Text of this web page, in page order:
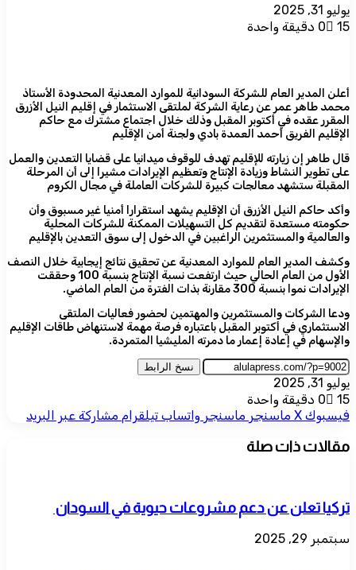
يوليو 31, 2025
0
15 دقيقة واحدة
أعلن المدير العام للشركة السودانية للموارد المعدنية المحدودة الأستاذ
محمد طاهر عمر عن رعاية الشركة لملتقى الاستثمار في إقليم النيل الأزرق
المقرر عقده في أكتوبر المقبل وذلك خلال اجتماع مشترك مع حاكم
الإقليم الفريق أحمد العمدة بادي ولجنة أمن الإقليم
قال طاهر إن زيارته للإقليم تهدف للوقوف ميدانيا على قضايا التعدين والعمل
على تطوير النشاط وزيادة الإنتاج وتعظيم الإيرادات مشيرا إلى أن المرحلة
المقبلة ستشهد معالجات كبيرة للشركات العاملة في مجال الكروم
وأكد حاكم النيل الأزرق أن الإقليم يشهد استقرارا أمنيا غير مسبوق وأن
حكومته مستعدة لتقديم كل التسهيلات الممكنة للشركات المحلية
والعالمية والمستثمرين الراغبين في الدخول إلى سوق التعدين بالإقليم
وكشف المدير العام للموارد المعدنية عن تحقيق نتائج إيجابية خلال النصف
الأول من العام الحالي حيث ارتفعت نسبة الإنتاج بنسبة 100 وحققت
الإيرادات نموا بنسبة 300 مقارنة بذات الفترة من العام الماضي.
ودعا الشركات والمستثمرين والمهتمين لحضور فعاليات الملتقى
الاستثماري في أكتوبر المقبل باعتباره فرصة مهمة لاستنهاض طاقات الإقليم
والإسهام في إعادة إعمار ما دمرته المليشيا المتمردة.
نسخ الرابط
يوليو 31, 2025
0
15
دقيقة واحدة
فيسبوك ‫X ماسنجر ماسنجر واتساب تيلقرام مشاركة عبر البريد
مقالات ذات صلة
تركيا تعلن عن دعم مشروعات حيوية في السودان
سبتمبر 29, 2025